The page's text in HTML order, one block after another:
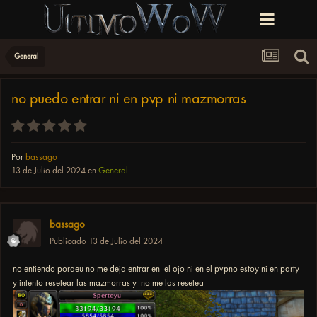
General
no puedo entrar ni en pvp ni mazmorras
Por bassago
13 de Julio del 2024 en General
bassago
Publicado 13 de Julio del 2024
no entiendo porqeu no me deja entrar en el ojo ni en el pvpno estoy ni en party
y intento resetear las mazmorras y no me las resetea